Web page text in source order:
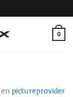
0
en pictureprovider